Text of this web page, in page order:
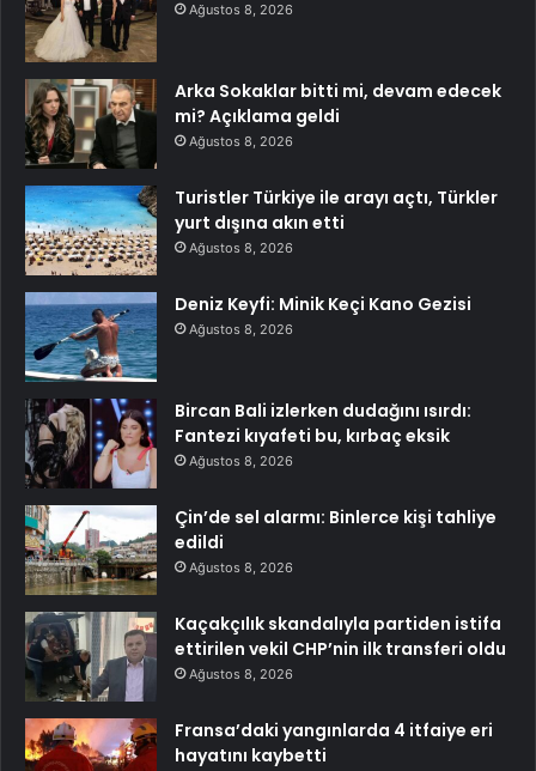
Ağustos 8, 2026
Arka Sokaklar bitti mi, devam edecek
mi? Açıklama geldi
Ağustos 8, 2026
Turistler Türkiye ile arayı açtı, Türkler
yurt dışına akın etti
Ağustos 8, 2026
Deniz Keyfi: Minik Keçi Kano Gezisi
Ağustos 8, 2026
Bircan Bali izlerken dudağını ısırdı:
Fantezi kıyafeti bu, kırbaç eksik
Ağustos 8, 2026
Çin’de sel alarmı: Binlerce kişi tahliye
edildi
Ağustos 8, 2026
Kaçakçılık skandalıyla partiden istifa
ettirilen vekil CHP’nin ilk transferi oldu
Ağustos 8, 2026
Fransa’daki yangınlarda 4 itfaiye eri
hayatını kaybetti